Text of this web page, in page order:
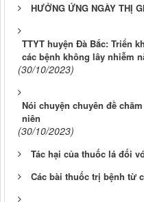
HƯỞNG ỨNG NGÀY THỊ
TTYT huyện Đà Bắc: Triển
các bệnh không lây nhiễm
(30/10/2023)
Nói chuyện chuyên đề
niên
(30/10/2023)
Tác hại của thuốc lá đối
Các bài thuốc trị bệnh từ